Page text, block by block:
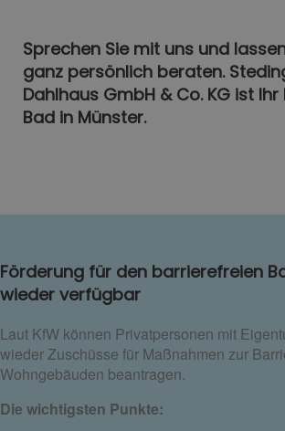
Sprechen Sie mit uns und
ganz persönlich beraten.
Dahlhaus GmbH & Co. KG ist
Bad in Münster.
Förderung für den barrierefreien
wieder verfügbar
Laut KfW können Privatpersonen mit
wieder Zuschüsse für Maßnahmen zur
Wohngebäuden beantragen.
Die wichtigsten Punkte: